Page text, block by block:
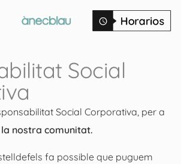
Social
Social Corporativa, per a
nostra comunitat.
fa possible que puguem